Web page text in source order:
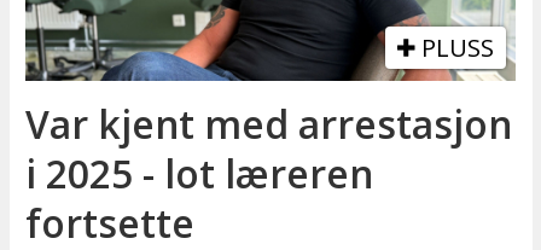
PLUSS
Var kjent med arrestasjon
i 2025 - lot læreren
fortsette